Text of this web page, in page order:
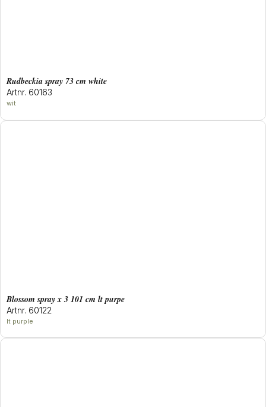
rudbeckia spray 73 cm white
Artnr. 60163
wit
blossom spray x 3 101 cm lt purpe
Artnr. 60122
lt purple